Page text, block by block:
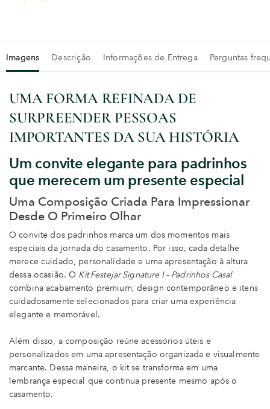
Imagens Descrição Informações de Entrega Perguntas
UMA FORMA REFINADA DE
SURPREENDER PESSOAS
IMPORTANTES DA SUA HISTÓRIA
Um convite elegante para padrinhos
que merecem um presente especial
Uma Composição Criada Para Impressionar
Desde O Primeiro Olhar
O convite dos padrinhos marca um dos momentos mais
especiais da jornada do casamento. Por isso, cada detalhe
merece cuidado, personalidade e uma apresentação à altura
dessa ocasião. O Kit Festejar Signature I – Padrinhos Casal
combina acabamento premium, design contemporâneo e itens
cuidadosamente selecionados para criar uma experiência
elegante e memorável.
Além disso, a composição reúne acessórios úteis e
personalizados em uma apresentação organizada e visualmente
marcante. Dessa maneira, o kit se transforma em uma
lembrança especial que continua presente mesmo após o
casamento.